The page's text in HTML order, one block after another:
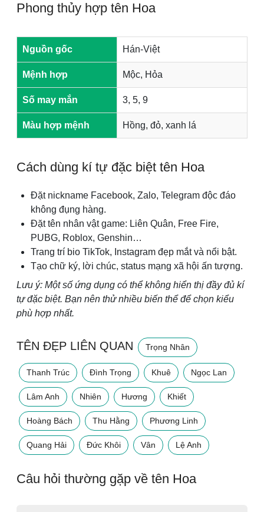
Phong thủy hợp tên Hoa
Nguồn gốc Hán-Việt
Mệnh hợp Mộc, Hỏa
Số may mắn 3, 5, 9
Màu hợp mệnh Hồng, đỏ, xanh lá
Cách dùng kí tự đặc biệt tên Hoa
Đặt nickname Facebook, Zalo, Telegram độc đáo
không đụng hàng.
Đặt tên nhân vật game: Liên Quân, Free Fire,
PUBG, Roblox, Genshin…
Trang trí bio TikTok, Instagram đẹp mắt và nổi bật.
Tạo chữ ký, lời chúc, status mạng xã hội ấn tượng.
Lưu ý: Một số ứng dụng có thể không hiển thị đầy đủ kí
tự đặc biệt. Bạn nên thử nhiều biến thể để chọn kiểu
phù hợp nhất.
TÊN ĐẸP LIÊN QUAN Trọng Nhân
Thanh Trúc Đình Trọng Khuê Ngọc Lan
Lâm Anh Nhiên Hương Khiết
Hoàng Bách Thu Hằng Phương Linh
Quang Hải Đức Khôi Vân Lệ Anh
Câu hỏi thường gặp về tên Hoa